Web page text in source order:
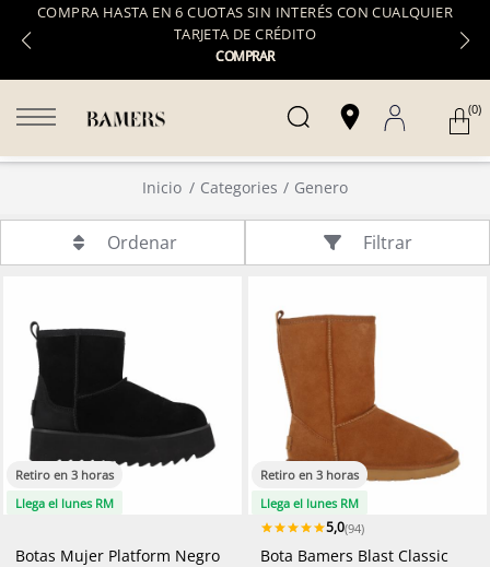
COMPRA HASTA EN 6 CUOTAS SIN INTERÉS CON CUALQUIER
TARJETA DE CRÉDITO
COMPRAR
(0)
Inicio Categories Genero
Ordenar Filtrar
Retiro en 3 horas
Llega el lunes RM
Botas Mujer Platform Negro
Retiro en 3 horas
Llega el lunes RM
5,0(94)
Bota Bamers Blast Classic